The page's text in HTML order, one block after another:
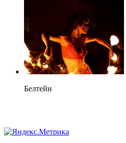
Белтейн